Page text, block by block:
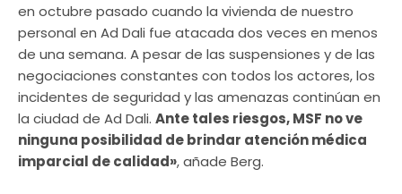
en octubre pasado cuando la vivienda de nuestro
personal en Ad Dali fue atacada dos veces en menos
de una semana. A pesar de las suspensiones y de las
negociaciones constantes con todos los actores, los
incidentes de seguridad y las amenazas continúan en
la ciudad de Ad Dali. Ante tales riesgos, MSF no ve
ninguna posibilidad de brindar atención médica
imparcial de calidad», añade Berg.